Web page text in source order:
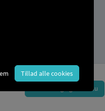
Tilmeld dig og book nu
Tillad alle cookies